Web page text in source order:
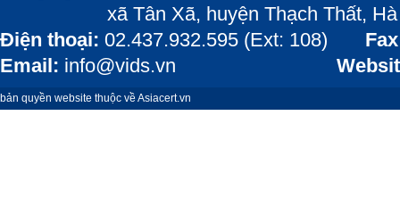
xã Tân Xã, huyện Thạch Thất, Hà
Điện thoại: 02.437.932.595 (Ext: 108)
Email: info@vids.vn
bản quyền website thuộc về Asiacert.vn